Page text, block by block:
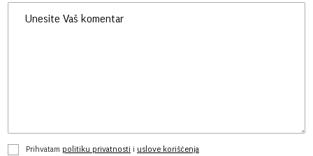
Prihvatam politiku privatnosti i uslove korišćenja